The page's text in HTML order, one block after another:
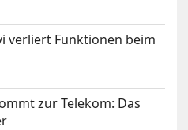
verliert Funktionen beim
zur Telekom: Das